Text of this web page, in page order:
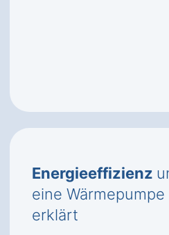
Energieeffizienz
eine
erklärt